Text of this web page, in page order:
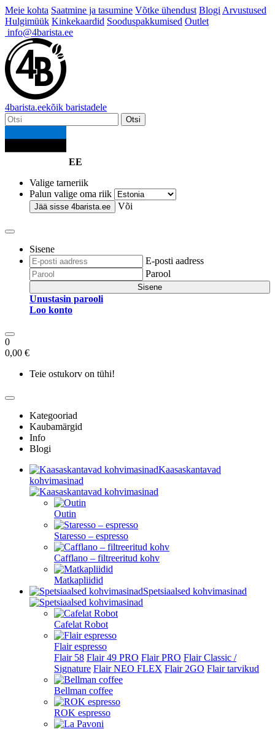
Meie kohta Saatmine ja tasumine Võtke ühendust Blogi Arvustused
Hulgimüük Kinkekaardid Sooduspakkumised Outlet
info@4barista.ee
4barista.eekõik baristadele
Otsi
EE
Valige tarneriik
Palun valige oma riik
Jää sisse 4barista.ee Või
Sisene
E-posti aadress
Parool
Sisene
Unustasin parooli
Loo konto
0
0,00 €
Teie ostukorv on tühi!
Kategooriad
Kaubamärgid
Info
Blogi
Kaasaskantavad
kohvimasinad
Outin
Staresso – espresso
Cafflano – filtreeritud kohv
Matkapliidid
Spetsiaalsed kohvimasinad
Cafelat Robot
Flair espresso
Flair 58 Flair 49 PRO Flair PRO Flair Classic /
Signature Flair NEO FLEX Flair 2GO Flair tarvikud
Bellman coffee
ROK espresso